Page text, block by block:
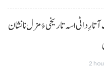
رِد اٹی اسہ تاریخی ءُ مزل نا نشان
2